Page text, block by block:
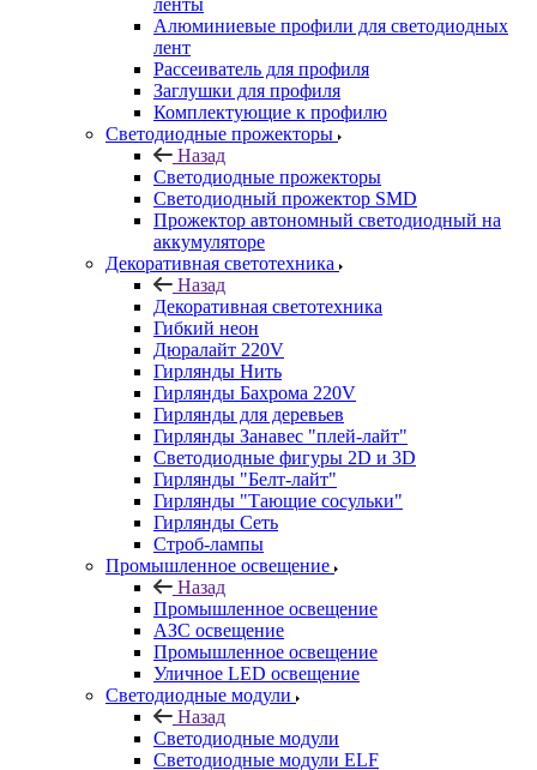
ленты
Алюминиевые профили для светодиодных
лент
Рассеиватель для профиля
Заглушки для профиля
Комплектующие к профилю
Светодиодные прожекторы
Назад
Светодиодные прожекторы
Светодиодный прожектор SMD
Прожектор автономный светодиодный на
аккумуляторе
Декоративная светотехника
Назад
Декоративная светотехника
Гибкий неон
Дюралайт 220V
Гирлянды Нить
Гирлянды Бахрома 220V
Гирлянды для деревьев
Гирлянды Занавес "плей-лайт"
Светодиодные фигуры 2D и 3D
Гирлянды "Белт-лайт"
Гирлянды "Тающие сосульки"
Гирлянды Сеть
Строб-лампы
Промышленное освещение
Назад
Промышленное освещение
АЗС освещение
Промышленное освещение
Уличное LED освещение
Светодиодные модули
Назад
Светодиодные модули
Светодиодные модули ELF